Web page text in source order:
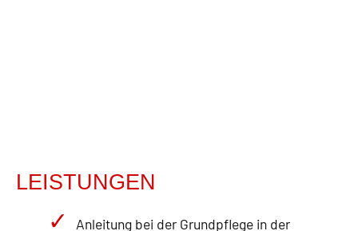
LEISTUNGEN
Anleitung bei der Grundpflege in der